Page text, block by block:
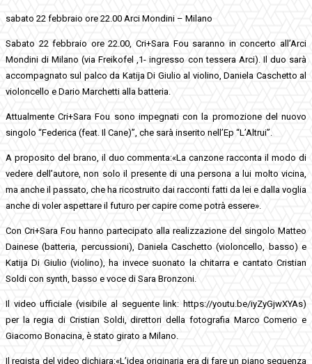
sabato 22 febbraio ore 22.00 Arci Mondini – Milano
Sabato 22 febbraio ore 22.00, Cri+Sara Fou saranno in concerto all’Arci
Mondini di Milano (via Freikofel ,1- ingresso con tessera Arci). Il duo sarà
accompagnato sul palco da Katija Di Giulio al violino, Daniela Caschetto al
violoncello e Dario Marchetti alla batteria.
Attualmente Cri+Sara Fou sono impegnati con la promozione del nuovo
singolo “Federica (feat. Il Cane)”, che sarà inserito nell’Ep “L’Altrui”.
A proposito del brano, il duo commenta:«La canzone racconta il modo di
vedere dell’autore, non solo il presente di una persona a lui molto vicina,
ma anche il passato, che ha ricostruito dai racconti fatti da lei e dalla voglia
anche di voler aspettare il futuro per capire come potrà essere».
Con Cri+Sara Fou hanno partecipato alla realizzazione del singolo Matteo
Dainese (batteria, percussioni), Daniela Caschetto (violoncello, basso) e
Katija Di Giulio (violino), ha invece suonato la chitarra e cantato Cristian
Soldi con synth, basso e voce di Sara Bronzoni.
Il video ufficiale (visibile al seguente link: https://youtu.be/iyZyGjwXYAs)
per la regia di Cristian Soldi, direttori della fotografia Marco Comerio e
Giacomo Bonacina, è stato girato a Milano.
Il regista del video dichiara:«L’idea originaria era di fare un piano sequenza